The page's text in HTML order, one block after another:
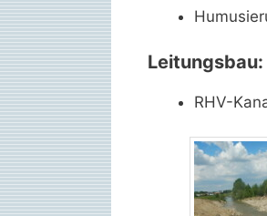
Leitungsbau:
RHV-